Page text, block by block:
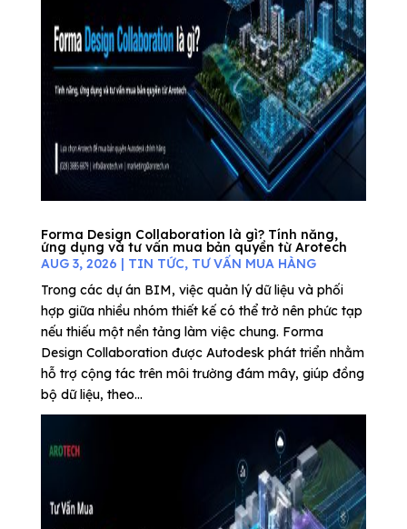
Forma Design Collaboration là gì? Tính năng,
ứng dụng và tư vấn mua bản quyền từ Arotech
AUG 3, 2026 | TIN TỨC, TƯ VẤN MUA HÀNG
Trong các dự án BIM, việc quản lý dữ liệu và phối
hợp giữa nhiều nhóm thiết kế có thể trở nên phức tạp
nếu thiếu một nền tảng làm việc chung. Forma
Design Collaboration được Autodesk phát triển nhằm
hỗ trợ cộng tác trên môi trường đám mây, giúp đồng
bộ dữ liệu, theo...